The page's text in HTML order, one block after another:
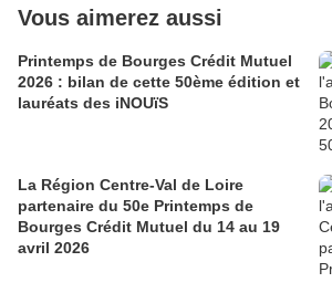
Vous aimerez aussi
Printemps de Bourges Crédit Mutuel
2026 : bilan de cette 50ème édition et
lauréats des iNOUïS
La Région Centre-Val de Loire
partenaire du 50e Printemps de
Bourges Crédit Mutuel du 14 au 19
avril 2026